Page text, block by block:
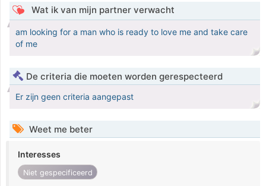
Wat ik van mijn partner verwacht
am looking for a man who is ready to love me and take care
of me
De criteria die moeten worden gerespecteerd
Er zijn geen criteria aangepast
Weet me beter
Interesses
Niet gespecificeerd